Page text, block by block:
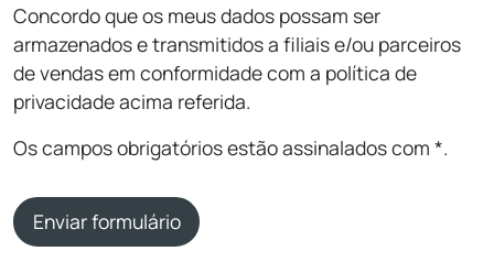
Concordo que os meus dados possam ser
armazenados e transmitidos a filiais e/ou parceiros
de vendas em conformidade com a política de
privacidade acima referida.
Os campos obrigatórios estão assinalados com *.
Enviar formulário